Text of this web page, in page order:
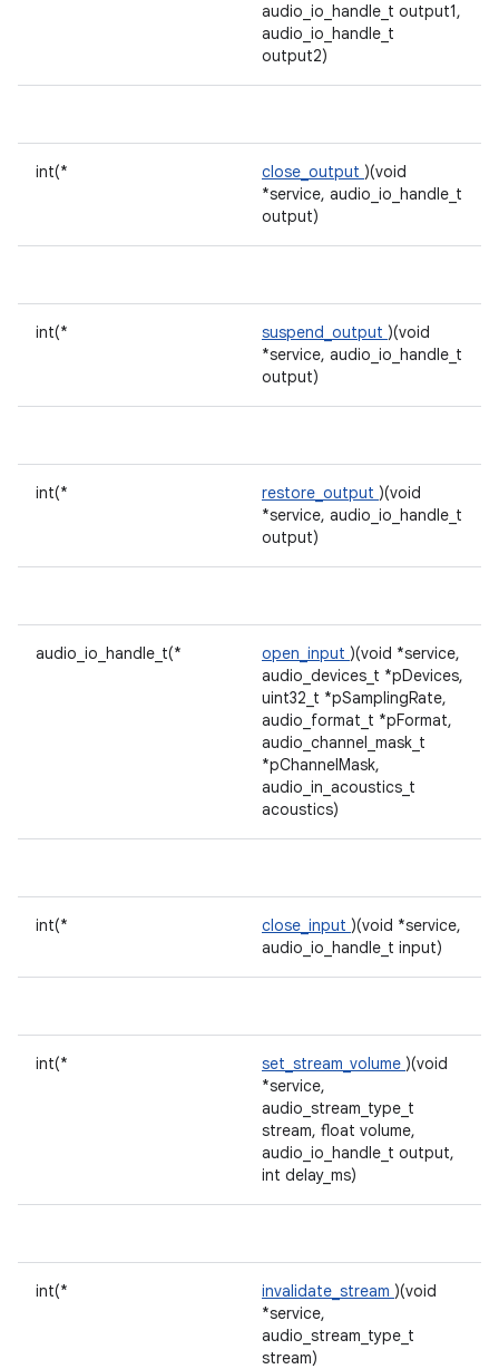
audio_io_handle_t output1,
audio_io_handle_t
output2)
int(* close_output )(void
*service, audio_io_handle_t
output)
int(* suspend_output )(void
*service, audio_io_handle_t
output)
int(* restore_output )(void
*service, audio_io_handle_t
output)
audio_io_handle_t(* open_input )(void *service,
audio_devices_t *pDevices,
uint32_t *pSamplingRate,
audio_format_t *pFormat,
audio_channel_mask_t
*pChannelMask,
audio_in_acoustics_t
acoustics)
int(* close_input )(void *service,
audio_io_handle_t input)
int(* set_stream_volume )(void
*service,
audio_stream_type_t
stream, float volume,
audio_io_handle_t output,
int delay_ms)
int(* invalidate_stream )(void
*service,
audio_stream_type_t
stream)